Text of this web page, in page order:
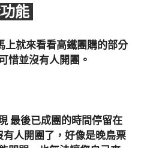
能
上就來看看高鐵團購的部分
惜並沒有人開團。
最後已成團的時間停留在
人開團了，好像是晚鳥票